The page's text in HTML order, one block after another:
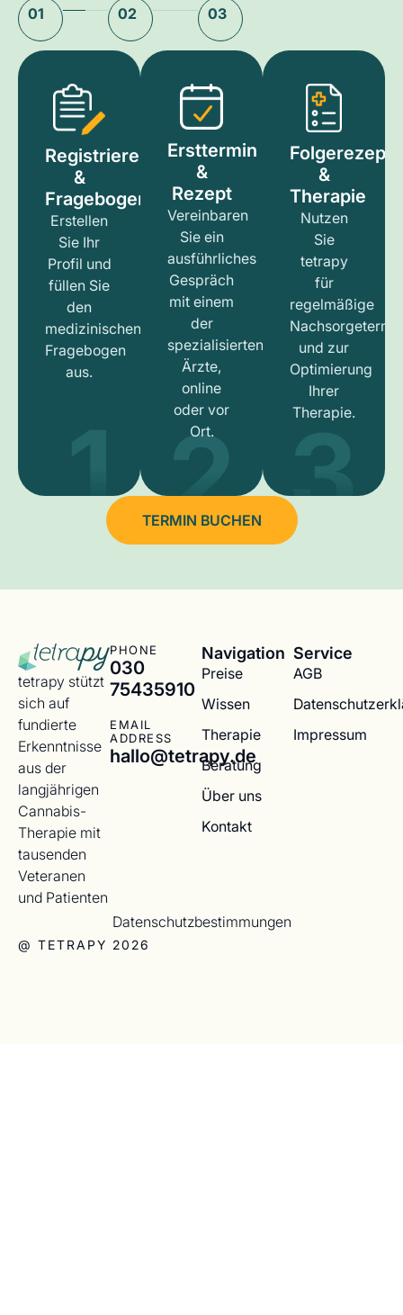
01 02 03
Registrieren
&
Fragebogen
Erstellen
Sie Ihr
Profil und
füllen Sie
den
medizinischen
Fragebogen
aus.
1
Ersttermin
&
Rezept
Vereinbaren
Sie ein
ausführliches
Gespräch
mit einem
der
spezialisierten
Ärzte,
online
oder vor
Ort.
2
Folgerezept
&
Therapie
Nutzen
Sie
tetrapy
für
regelmäßige
und zur
Optimierung
Ihrer
Therapie.
3
TERMIN BUCHEN
tetrapy stützt
sich auf
fundierte
Erkenntnisse
aus der
langjährigen
Cannabis-
Therapie mit
tausenden
Veteranen
und Patienten
PHONE
030
75435910
EMAIL
ADDRESS
hallo@tetrapy.de
Navigation
Preise
Wissen
Therapie
Beratung
Über uns
Kontakt
Service
AGB
Impressum
@ TETRAPY 2026
Datenschutzbestimmungen